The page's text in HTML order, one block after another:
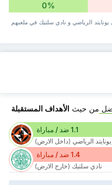
0%
الرياضي و نادي سلتيك في ملعبهم
من حيث الأهداف المستقبلة
1.1 ضد / مباراة
الرياضي (داخل الارض)
1.4 ضد / مباراة
نادي سلتيك (خارج الارض)